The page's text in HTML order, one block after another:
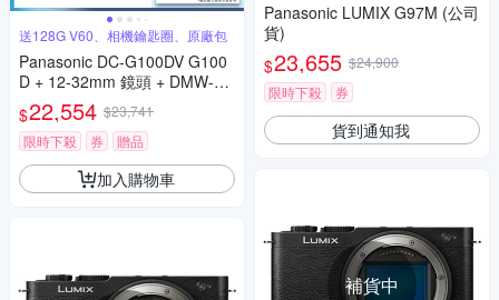
送128G V60、相機鑰匙圈、原廠包
Panasonic DC-G100DV G100
D + 12-32mm 鏡頭 + DMW-SH
GR2 三腳架握把組 公司貨
$22,554 $23,741
限時下殺
券 贈品
加入購物車
Panasonic LUMIX G97M (公司
貨)
$23,655 $24,900
限時下殺
券
貨到通知我
補貨中